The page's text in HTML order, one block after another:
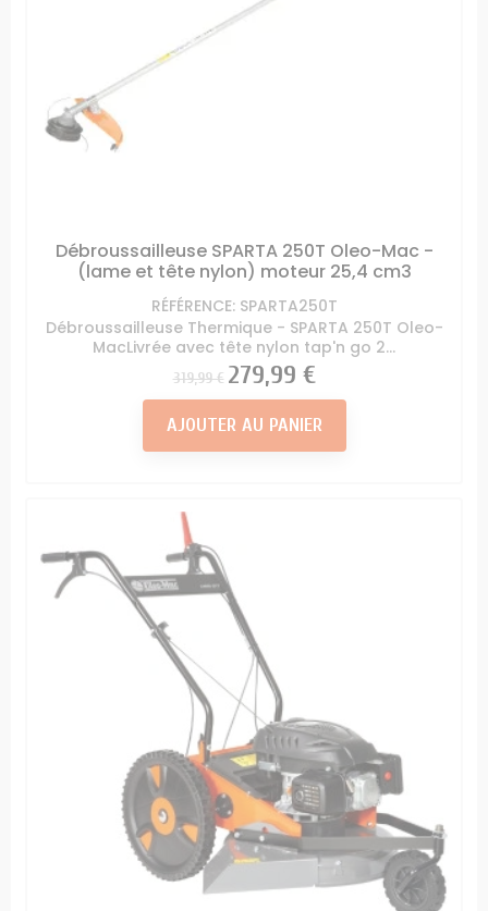
Débroussailleuse SPARTA 250T Oleo-Mac -
(lame et tête nylon) moteur 25,4 cm3
RÉFÉRENCE: SPARTA250T
Débroussailleuse Thermique - SPARTA 250T Oleo-
MacLivrée avec tête nylon tap'n go 2...
Prix
319,99 € Prix
279,99 €
AJOUTER AU PANIER